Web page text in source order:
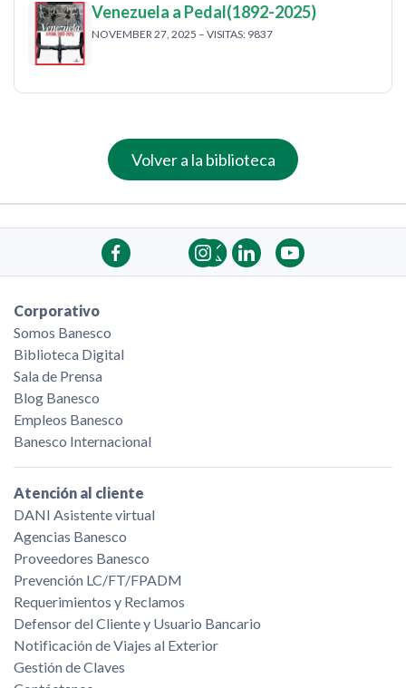
Venezuela a Pedal(1892-2025)
NOVEMBER 27, 2025 – VISITAS: 9837
Volver a la biblioteca
Corporativo
Somos Banesco
Biblioteca Digital
Sala de Prensa
Blog Banesco
Empleos Banesco
Banesco Internacional
Atención al cliente
DANI Asistente virtual
Agencias Banesco
Proveedores Banesco
Prevención LC/FT/FPADM
Requerimientos y Reclamos
Defensor del Cliente y Usuario Bancario
Notificación de Viajes al Exterior
Gestión de Claves